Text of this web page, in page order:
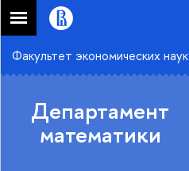
Факультет экономических наук
Департамент
математики